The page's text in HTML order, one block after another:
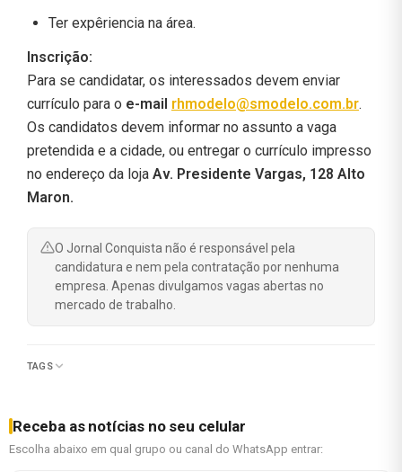
Ter expêriencia na área.
Inscrição:
Para se candidatar, os interessados devem enviar
currículo para o e-mail rhmodelo@smodelo.com.br.
Os candidatos devem informar no assunto a vaga
pretendida e a cidade, ou entregar o currículo impresso
no endereço da loja Av. Presidente Vargas, 128 Alto
Maron.
O Jornal Conquista não é responsável pela
candidatura e nem pela contratação por nenhuma
empresa. Apenas divulgamos vagas abertas no
mercado de trabalho.
TAGS
Receba as notícias no seu celular
Escolha abaixo em qual grupo ou canal do WhatsApp entrar: